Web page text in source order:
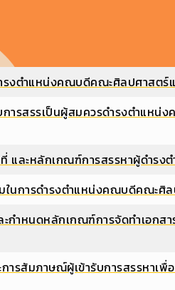
รงตำแหน่งคณบดีคณะศิลปศาสตร์
การสรรเป็นผู้สมควรดำรงตำแ
ที่ และหลักเกณฑ์การสรรหาผู้ด
ในการดำรงตำแหน่งคณบดีคณะ
ะกำหนดหลักเกณฑ์การจัดทำเอ
ารสัมภาษณ์ผู้เข้ารับการสรรหา